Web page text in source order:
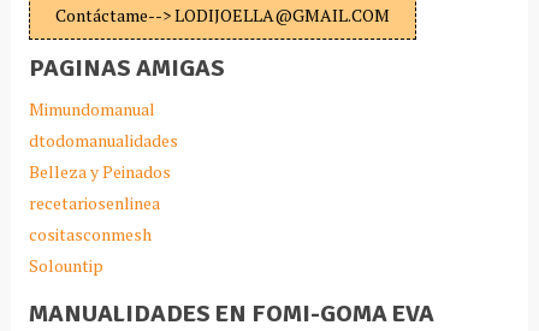
Contáctame--> LODIJOELLA@GMAIL.COM
PAGINAS AMIGAS
Mimundomanual
dtodomanualidades
Belleza y Peinados
recetariosenlinea
cositasconmesh
Solountip
MANUALIDADES EN FOMI-GOMA EVA